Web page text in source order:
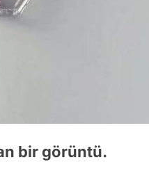
bir görüntü.